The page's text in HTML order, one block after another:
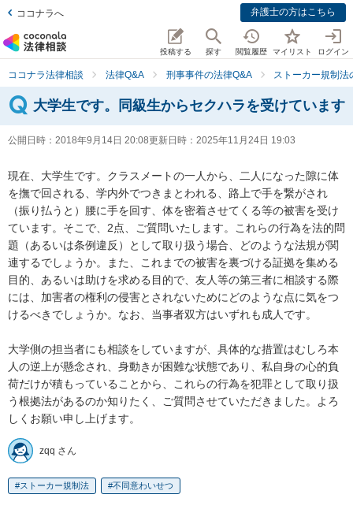
ココナラへ 弁護士の方はこちら
投稿する 探す 閲覧履歴 マイリスト ログイン
ココナラ法律相談 法律Q&A 刑事事件の法律Q&A ストーカー規制法
大学生です。同級生からセクハラを受けています
公開日時： 2018年9月14日 20:08更新日時： 2025年11月24日 19:03
現在、大学生です。クラスメートの一人から、二人になった隙に体
を撫で回される、学内外でつきまとわれる、路上で手を繋がされ
（振り払うと）腰に手を回す、体を密着させてくる等の被害を受け
ています。そこで、2点、ご質問いたします。これらの行為を法的問
題（あるいは条例違反）として取り扱う場合、どのような法規が関
連するでしょうか。また、これまでの被害を裏づける証拠を集める
目的、あるいは助けを求める目的で、友人等の第三者に相談する際
には、加害者の権利の侵害とされないためにどのような点に気をつ
けるべきでしょうか。なお、当事者双方はいずれも成人です。
大学側の担当者にも相談をしていますが、具体的な措置はむしろ本
人の逆上が懸念され、身動きが困難な状態であり、私自身の心的負
荷だけが積もっていることから、これらの行為を犯罪として取り扱
う根拠法があるのか知りたく、ご質問させていただきました。よろ
しくお願い申し上げます。
zqq さん
ストーカー規制法 不同意わいせつ